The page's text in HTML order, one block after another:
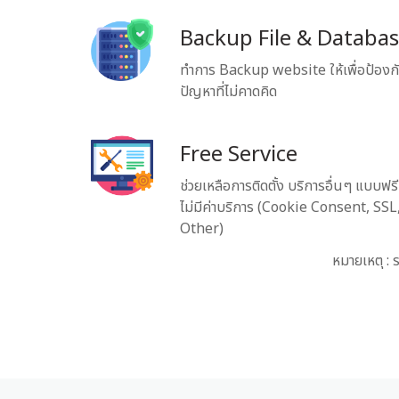
Backup File &
ทำการ Backup website ให้เพื่อป้อง
ปัญหาที่ไม่คาดคิด
Free Service
ช่วยเหลือการติดตั้ง บริการอื่นๆ แบบฟรี
ไม่มีค่าบริการ (Cookie Consent,
Other)
หมายเหตุ :